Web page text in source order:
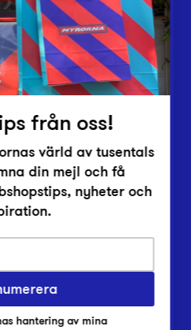
eller retur?
från oss!
värld av tusentals
din mejl och få
nyheter och
hantering av mina